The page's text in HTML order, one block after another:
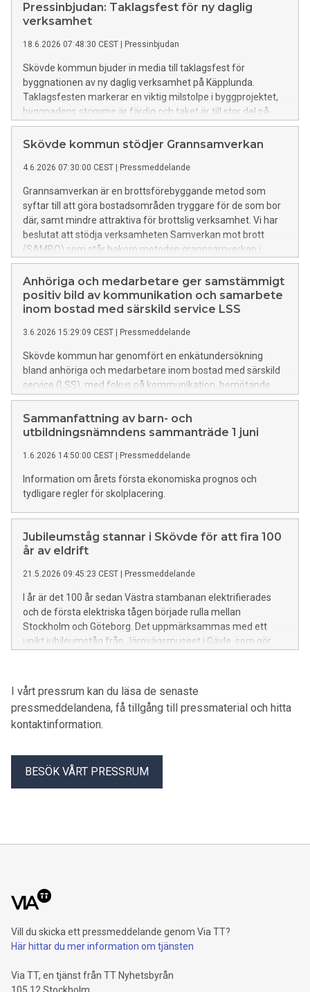
Pressinbjudan: Taklagsfest för ny daglig
verksamhet
18.6.2026 07:48:30 CEST Pressinbjudan
Skövde kommun bjuder in media till taklagsfest för
byggnationen av ny daglig verksamhet på Käpplunda.
Taklagsfesten markerar en viktig milstolpe i byggprojektet,
byggnadens stomme är färdig och taket är till stor del på
plats.
Skövde kommun stödjer Grannsamverkan
4.6.2026 07:30:00 CEST Pressmeddelande
Grannsamverkan är en brottsförebyggande metod som
syftar till att göra bostadsområden tryggare för de som bor
där, samt mindre attraktiva för brottslig verksamhet. Vi har
beslutat att stödja verksamheten Samverkan mot brott
(SAMBO) som står bakom metoden grannsamverkan i
Sverige, bland annat genom ett aktivt ekonomiskt stöd.
Grannsamverkan är ett samarbete mellan boende, polisen
och kommunen.
Anhöriga och medarbetare ger samstämmigt
positiv bild av kommunikation och samarbete
inom bostad med särskild service LSS
3.6.2026 15:29:09 CEST Pressmeddelande
Skövde kommun har genomfört en enkätundersökning
bland anhöriga och medarbetare inom bostad med särskild
service (LSS), med fokus på kommunikation, bemötande
och samarbete. Totalt svarade 97 anhöriga och 128
medarbetare, vilket ger ett brett och tillförlitligt underlag.
Sammanfattning av barn- och
utbildningsnämndens sammanträde 1 juni
1.6.2026 14:50:00 CEST Pressmeddelande
Information om årets första ekonomiska prognos och
tydligare regler för skolplacering.
Jubileumståg stannar i Skövde för att fira 100
år av eldrift
21.5.2026 09:45:23 CEST Pressmeddelande
I år är det 100 år sedan Västra stambanan elektrifierades
och de första elektriska tågen började rulla mellan
Stockholm och Göteborg. Det uppmärksammas med ett
unikt jubileumståg från Järnvägsmuseet i Gävle, som gör
Next Skövde in till ett kort firande vid stationen. Det blir tal,
musik och möjlighet att ta del av en viktig del av svensk
järnvägshistoria på nära håll.
I vårt pressrum kan du läsa de senaste
pressmeddelandena, få tillgång till pressmaterial och hitta
kontaktinformation.
BESÖK VÅRT PRESSRUM
Vill du skicka ett pressmeddelande genom Via TT?
Här hittar du mer information om tjänsten
Via TT, en tjänst från TT Nyhetsbyrån